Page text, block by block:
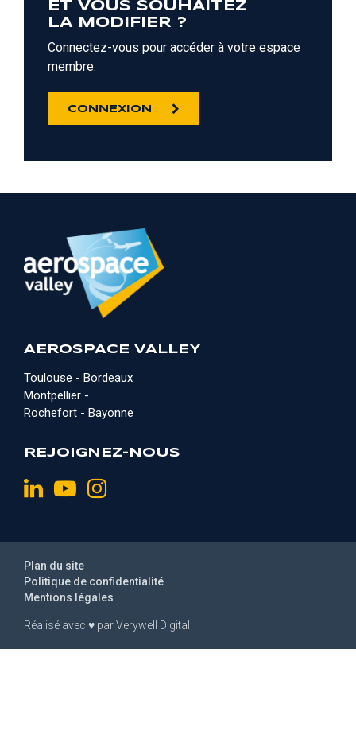
ET VOUS SOUHAITEZ
LA MODIFIER ?
Connectez-vous pour accéder à votre espace
membre.
CONNEXION
AEROSPACE VALLEY
Toulouse - Bordeaux
Montpellier -
Rochefort - Bayonne
REJOIGNEZ-NOUS
Réalisé avec ♥ parVerywell Digital
Mentions légales
Politique de confidentialité
Plan du site